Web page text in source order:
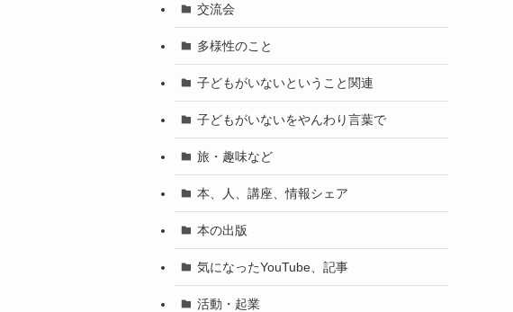
交流会
多様性のこと
子どもがいないということ関連
子どもがいないをやんわり言葉で
旅・趣味など
本、人、講座、情報シェア
本の出版
気になったYouTube、記事
活動・起業